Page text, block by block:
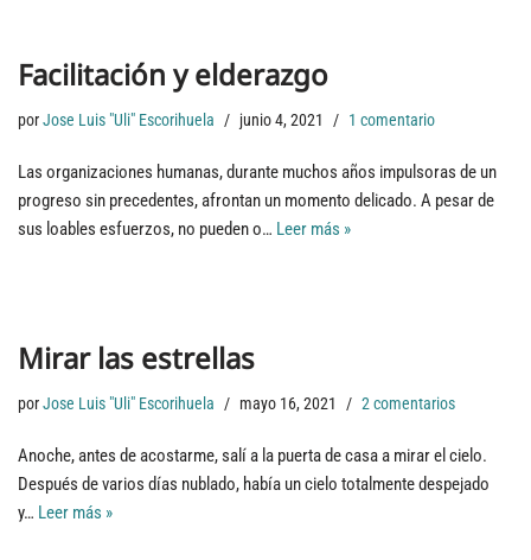
Facilitación y elderazgo
porJose Luis "Uli" Escorihuela junio 4, 2021 1 comentario
Las organizaciones humanas, durante muchos años impulsoras de un
progreso sin precedentes, afrontan un momento delicado. A pesar de
sus loables esfuerzos, no pueden o… Leer más »
Mirar las estrellas
porJose Luis "Uli" Escorihuela mayo 16, 2021 2 comentarios
Anoche, antes de acostarme, salí a la puerta de casa a mirar el cielo.
Después de varios días nublado, había un cielo totalmente despejado
y… Leer más »